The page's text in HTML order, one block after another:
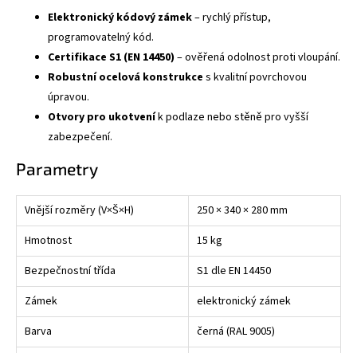
Elektronický kódový zámek– rychlý přístup,
programovatelný kód.
Certifikace S1 (EN 14450) – ověřená odolnost proti vloupání.
Robustní ocelová konstrukce s kvalitní povrchovou
úpravou.
Otvory pro ukotveník podlaze nebo stěně pro vyšší
zabezpečení.
Parametry
Vnější rozměry (V×Š×H)
250 × 340 × 280 mm
Hmotnost
15 kg
Bezpečnostní třída
S1 dle EN 14450
Zámek
elektronický zámek
Barva
černá (RAL 9005)